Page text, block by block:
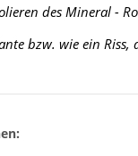
des Mineral -
bzw. wie ein